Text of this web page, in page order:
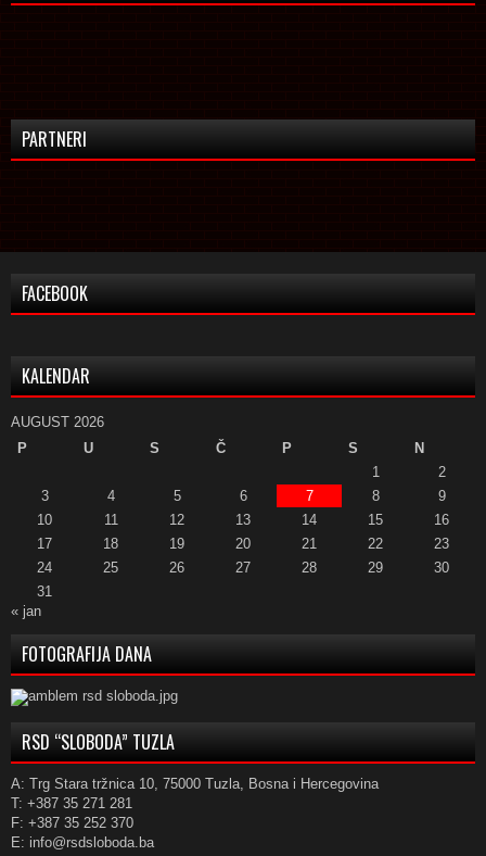
PARTNERI
FACEBOOK
KALENDAR
AUGUST 2026
P
U S Č P S
N
1
2
3
4 5 6 7 8
9
10
11 12 13 14 15
16
17
18 19 20 21 22
23
24
25 26 27 28 29
30
31
« jan
FOTOGRAFIJA DANA
RSD “SLOBODA” TUZLA
A: Trg Stara tržnica 10, 75000 Tuzla, Bosna i Hercegovina
T: +387 35 271 281
F: +387 35 252 370
E: info@rsdsloboda.ba